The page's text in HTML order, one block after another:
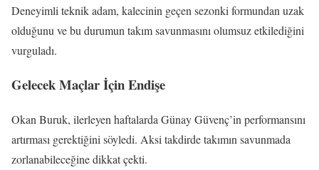
Deneyimli teknik adam, kalecinin geçen sezonki formundan uzak
olduğunu ve bu durumun takım savunmasını olumsuz etkilediğini
vurguladı.
Gelecek Maçlar İçin Endişe
Okan Buruk, ilerleyen haftalarda Günay Güvenç’in performansını
artırması gerektiğini söyledi. Aksi takdirde takımın savunmada
zorlanabileceğine dikkat çekti.